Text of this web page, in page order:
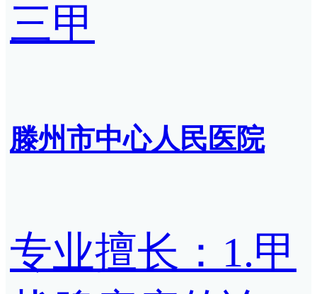
三甲
滕州市中心人民医院
专业擅长：1.甲